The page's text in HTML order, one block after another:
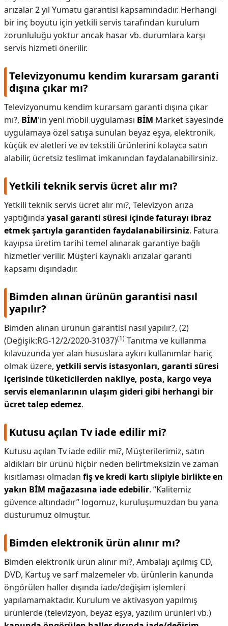
arızalar 2 yıl Yumatu garantisi kapsamındadır. Herhangi
bir inç boyutu için yetkili servis tarafından kurulum
zorunluluğu yoktur ancak hasar vb. durumlara karşı
servis hizmeti önerilir.
Televizyonumu kendim kurarsam garanti
dışına çıkar mı?
Televizyonumu kendim kurarsam garanti dışına çıkar
mı?, BİM'in yeni mobil uygulaması BİM Market sayesinde
uygulamaya özel satışa sunulan beyaz eşya, elektronik,
küçük ev aletleri ve ev tekstili ürünlerini kolayca satın
alabilir, ücretsiz teslimat imkanından faydalanabilirsiniz.
Yetkili teknik servis ücret alır mı?
Yetkili teknik servis ücret alır mı?, Televizyon arıza
yaptığında yasal garanti süresi içinde faturayı ibraz
etmek şartıyla garantiden faydalanabilirsiniz. Fatura
kayıpsa üretim tarihi temel alınarak garantiye bağlı
hizmetler verilir. Müşteri kaynaklı arızalar garanti
kapsamı dışındadır.
Bimden alınan ürünün garantisi nasıl
yapılır?
Bimden alınan ürünün garantisi nasıl yapılır?, (2)
(Değişik:RG-12/2/2020-31037)(1) Tanıtma ve kullanma
kılavuzunda yer alan hususlara aykırı kullanımlar hariç
olmak üzere, yetkili servis istasyonları, garanti süresi
içerisinde tüketicilerden nakliye, posta, kargo veya
servis elemanlarının ulaşım gideri gibi herhangi bir
ücret talep edemez.
Kutusu açılan Tv iade edilir mi?
Kutusu açılan Tv iade edilir mi?, Müşterilerimiz, satın
aldıkları bir ürünü hiçbir neden belirtmeksizin ve zaman
kısıtlaması olmadan fiş ve kredi kartı slipiyle birlikte en
yakın BİM mağazasına iade edebilir. “Kalitemiz
güvence altındadır” logomuz, kuruluşumuzdan bu yana
düsturumuz olmuştur.
Bimden elektronik ürün alınır mı?
Bimden elektronik ürün alınır mı?, Ambalajı açılmış CD,
DVD, Kartuş ve sarf malzemeler vb. ürünlerin kanunda
öngörülen haller dışında iade/değişim işlemleri
yapılamamaktadır. Kurulum ve aktivasyon yapılmış
ürünlerde (televizyon, beyaz eşya, yazılım ürünleri vb.)